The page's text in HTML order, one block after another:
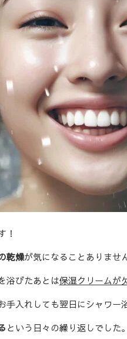
！
乾燥が気になることありませ
浴びたあとは保湿クリームが
手入れしても翌日にシャワー
という日々の繰り返しでした。